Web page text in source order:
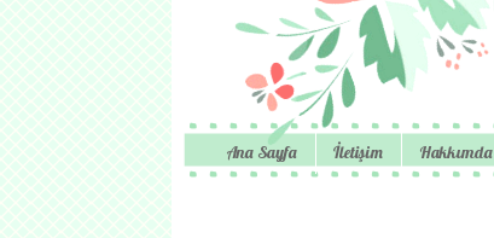
Ana Sayfa İletişim Hakkımda